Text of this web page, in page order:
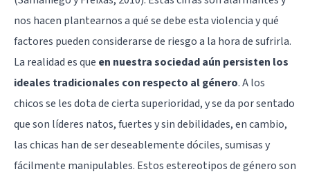
nos hacen plantearnos a qué se debe esta violencia y qué
factores pueden considerarse de riesgo a la hora de sufrirla.
La realidad es que en nuestra sociedad aún persisten los
ideales tradicionales con respecto al género. A los
chicos se les dota de cierta superioridad, y se da por sentado
que son líderes natos, fuertes y sin debilidades, en cambio,
las chicas han de ser deseablemente dóciles, sumisas y
fácilmente manipulables. Estosestereotipos de géneroson